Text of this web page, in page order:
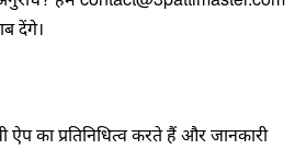
देंगे।
का प्रतिनिधित्व करते हैं और जानकारी